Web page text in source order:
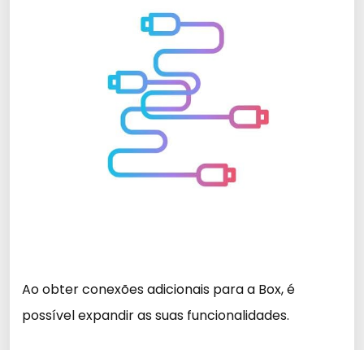
Ao obter conexões adicionais para a Box, é
possível expandir as suas funcionalidades.